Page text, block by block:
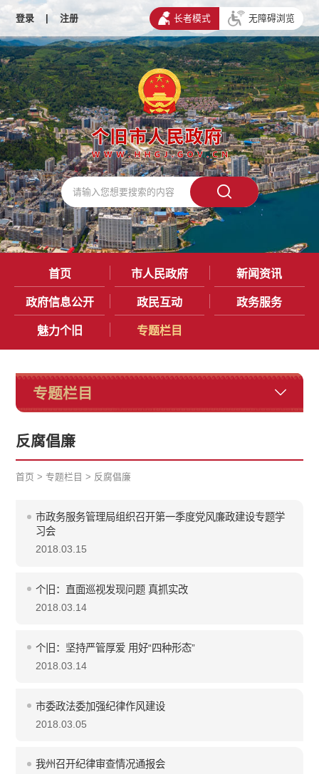
登录 | 注册 长者模式 无障碍浏览
首页 市人民政府 新闻资讯
政府信息公开 政民互动 政务服务
魅力个旧 专题栏目
专题栏目
反腐倡廉
首页 >专题栏目 > 反腐倡廉
市政务服务管理局组织召开第一季度党风廉政建设专题学
习会
2018.03.15
个旧：直面巡视发现问题 真抓实改
2018.03.14
个旧：坚持严管厚爱 用好“四种形态”
2018.03.14
市委政法委加强纪律作风建设
2018.03.05
我州召开纪律审查情况通报会